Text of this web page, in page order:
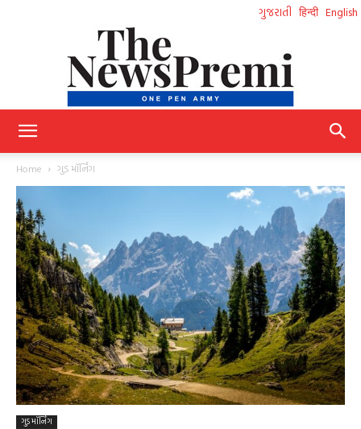
ગુજરાતી हिन्दी English
Home ગુડ મૉર્નિંગ
ગુડ મૉર્નિંગ